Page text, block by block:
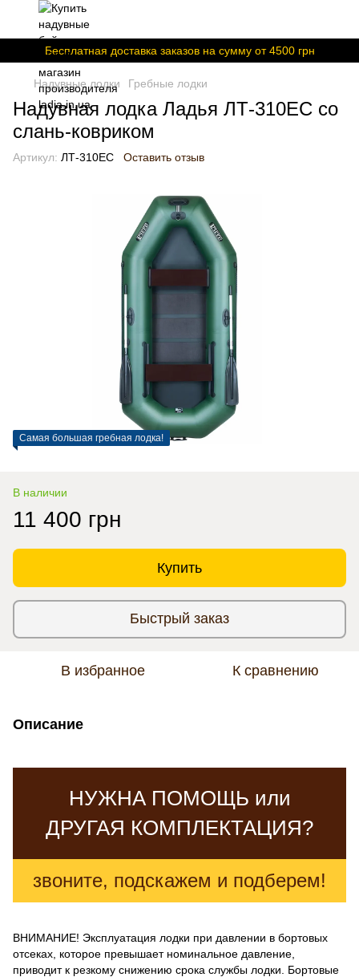
Бесплатная доставка заказов на сумму от 4500 грн
Надувные лодки Гребные лодки
Надувная лодка Ладья ЛТ-310ЕС со
слань-ковриком
Артикул: ЛТ-310ЕС Оставить отзыв
Самая большая гребная лодка!
В наличии
11 400 грн
Купить
Быстрый заказ
В избранное К сравнению
Описание
НУЖНА ПОМОЩЬ или
ДРУГАЯ КОМПЛЕКТАЦИЯ?
звоните, подскажем и подберем!
ВНИМАНИЕ! Эксплуатация лодки при давлении в бортовых
отсеках, которое превышает номинальное давление,
приводит к резкому снижению срока службы лодки. Бортовые